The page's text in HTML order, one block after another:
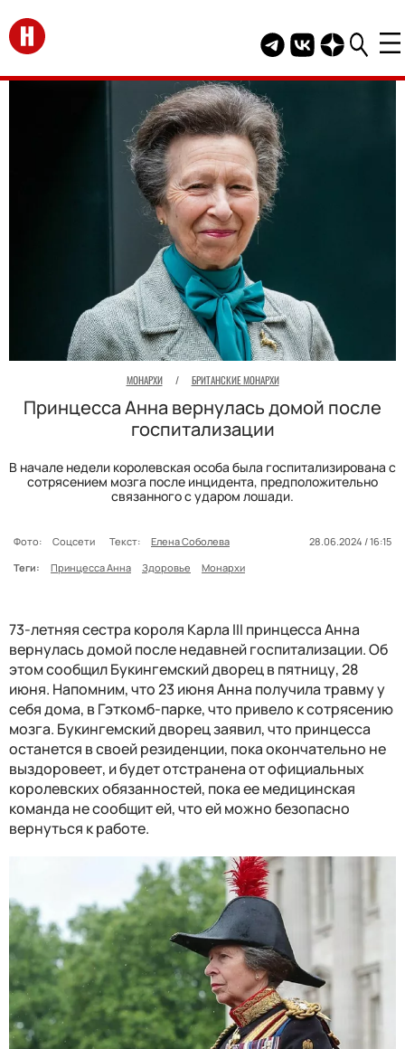
Перейти на главную
Telegram канал
Группа HELLO
Канал
МОНАРХИ / БРИТАНСКИЕ МОНАРХИ
Принцесса Анна вернулась домой после
госпитализации
В начале недели королевская особа была госпитализирована с
сотрясением мозга после инцидента, предположительно
связанного с ударом лошади.
Фото: Соцсети Текст: Елена Соболева
28.06.2024 / 16:15
Теги:
Принцесса Анна Здоровье Монархи
73-летняя сестра короля Карла III принцесса Анна
вернулась домой после недавней госпитализации. Об
этом сообщил Букингемский дворец в пятницу, 28
июня. Напомним, что 23 июня Анна получила травму у
себя дома, в Гэткомб-парке, что привело к сотрясению
мозга. Букингемский дворец заявил, что принцесса
останется в своей резиденции, пока окончательно не
выздоровеет, и будет отстранена от официальных
королевских обязанностей, пока ее медицинская
команда не сообщит ей, что ей можно безопасно
вернуться к работе.